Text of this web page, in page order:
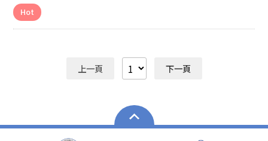
Behavioral Neuroscience》，研究全文請見：
https://doi.org/10.3758/s13415-024-01238-0 參考文獻
Chen, YC., Huang, YH., Hsiao, PH. et al. How
an fMRI study of neuroforecasting mobile games
engagement. Cogn Affect Behav Neurosci 25, 415–433
neural value coding. NeuroImage, Volume 279, 120315.
https://www.sciencedirect.com/science/article/pii/S1
socio-affective and cognitive mental training.
的正向關係(Anderson, Turner, Heath, & Payne, 2016;
Bandura, 1986; Burger& Samuel, 2017)。 三，情緒影響
未來的挑戰將會更有信心，也更能堅持目標；相反的，負
向情緒對於個體的動機造成傷害，可能因此選擇逃避面對
et al., 1996）。人們對恆毅力的信念展現在克服挫折的能
力上，當個體能面對困境及挑戰時，將有助於增進心理韌
性及自我價值，保持冷靜和樂觀的態度，也能降低焦慮與
論關於無法控制的擔憂、擔憂的危險和積極的擔憂信念。
特別的是，社會化可以被理解為 MCT 的組成，鑑於
略（要求個案將某種情況的擔憂與實際情況的結果進行比
較 ）或擔憂調製實驗（指導個案在不同場合增加或減少憂
四個核心概念組成。第一是認為 GAD 患者會經歷情緒過
度喚醒，或者說情緒比大多數其他人更強烈；這適用於正
面和負面的情緒狀態，但特別適用於負面的情緒狀態。第
的恐懼記憶，後將記憶儲存在一群神經元中，這個過程被
稱為記憶痕跡 (memory engram)。研究人員透過光遺傳
即便小鼠經歷過了恐懼記憶消除訓練，仍無法達到恐懼消
除的效果。(p. 1080-1084) 最後，實驗者想要探究在
知細胞的相互關係。他們發現這兩種神經細胞群有很大程
度的交疊 (overlap significantly)，透過光遺傳學方式去激
活恐懼消除記憶的神經元可以讓小鼠產生愉悅感；反之，
混淆誤認，需要法官認定者包含何謂「商標是否近似」以
及「是否構成混淆誤認」[4]。 人類在腦部處理記憶產
中所產生的印象並可以因此對商品有來源聯想有相似的痕
跡，本文試圖了解認知心理學的相關研究對商標法可能的
解大腦如何處理訊息。腦部下方有一塊稱為網狀活化系統
品牌可以選擇，但你會更傾向於選擇購買這個廣告中的品
牌，因為這個品牌的廣告在你生活周遭一直持續的出現、
的獨特口味，所以你會更傾向於選擇這個品牌。 藉由這
個例子，我們可以了解到單純曝光效應會對我們在購買時
對於特定品牌有一些品牌迷思，這並不是一件好事，因為
在缺乏對於產品的詳細了解前，我們不應該隨便購買產
品，而是該理性的思考並綜合其他因素，例如品質、價
在睡眠狀態下，呼吸頻率能做為一個規律的訊號（stream
of rhythmic）輸入大腦，使得海馬迴記憶固化以及其餘大
會影響記憶提取（retrieval process）的表現。由此可
知，呼吸的節奏與認知功能有著密切的關係，也成為科學
呼吸與記憶處理的關聯性，來自日本兵庫醫科大學
（Hyogo College of Medicine）的研究小組操作一系列實
驗。由於位在延腦呼吸中樞的Pre-Bötzinger Complex是
眠與大腦和周邊的許多生理過程交織在一起，從而對我們
的生理和心理健康產生巨大影響。它是我們的身體和大腦
重新調整、恢復的重要時刻。因此，睡眠對我們的健康和
每晚的必需品，更是身心健康的基石。然而，在當今快節
奏的生活型態中，人們常常忽略了睡眠的重要性。" sleep
well, live well "不僅是一句口號，更應該是一種生活方式
間，更是身體修復和再生的重要時刻。當我們入睡時，身
體會進行許多關鍵的生理過程，包括損傷細胞修復、新陳
代謝的調節以及免疫系統的加強。長期缺乏充足睡眠可能
Hot
上一頁 下一頁